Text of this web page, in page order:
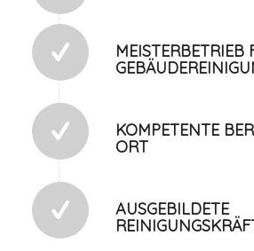
MEISTERBETRIEB
KOMPETENTE
ORT
AUSGEBILDETE